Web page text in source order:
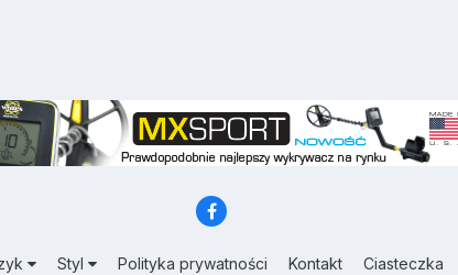
Styl Polityka prywatności Kontakt Ciasteczka